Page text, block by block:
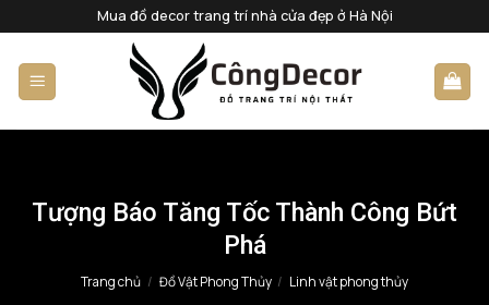
qua
nội
dung
Mua đồ decor trang trí nhà cửa đẹp ở Hà Nội
Tượng Báo Tăng Tốc Thành Công Bứt
Phá
Trang chủ / Đồ Vật Phong Thủy / Linh vật phong thủy